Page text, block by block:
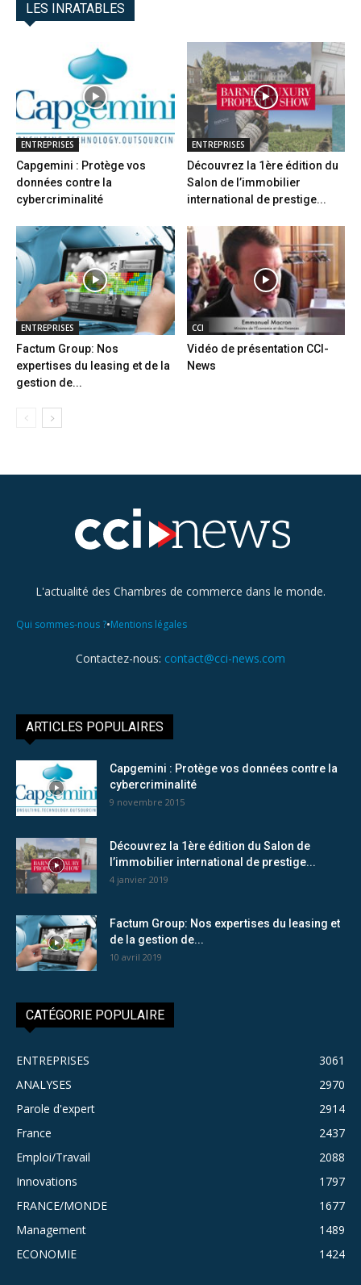
LES INRATABLES
ENTREPRISES
Capgemini : Protège vos
données contre la
cybercriminalité
ENTREPRISES
Découvrez la 1ère édition du
Salon de l’immobilier
international de prestige...
ENTREPRISES
Factum Group: Nos
expertises du leasing et de la
gestion de...
CCI
Vidéo de présentation CCI-
News
L'actualité des Chambres de commerce dans le monde.
Qui sommes-nous ?•Mentions légales
Contactez-nous: contact@cci-news.com
ARTICLES POPULAIRES
Capgemini : Protège vos données contre la
cybercriminalité
9 novembre 2015
Découvrez la 1ère édition du Salon de
l’immobilier international de prestige...
4 janvier 2019
Factum Group: Nos expertises du leasing et
de la gestion de...
10 avril 2019
CATÉGORIE POPULAIRE
ENTREPRISES
3061
ANALYSES
2970
Parole d'expert
2914
France
2437
Emploi/Travail
2088
Innovations
1797
FRANCE/MONDE
1677
Management
1489
ECONOMIE
1424